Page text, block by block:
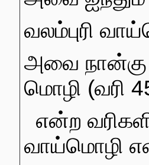
வலம்புரி
அவை நான்கு
மொழி (வரி
என்ற
வாய்மொழி